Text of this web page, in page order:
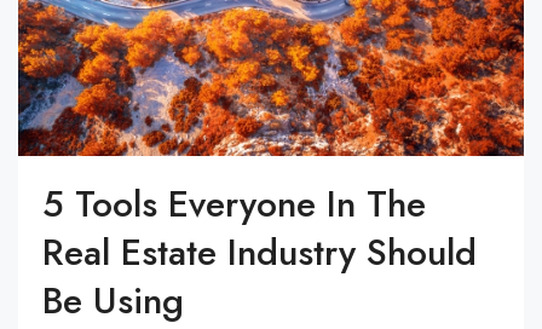
5 Tools Everyone In The
Real Estate Industry Should
Be Using